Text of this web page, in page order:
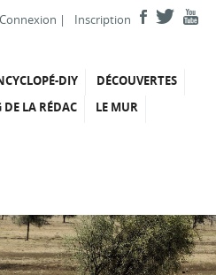
Connexion | Inscription
DIY
DÉCOUVERTES
DE LA RÉDAC
LE MUR